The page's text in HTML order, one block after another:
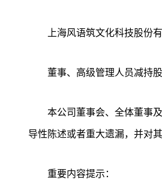
上海风语筑文化科技股份
董事、高级管理人员减持
本公司董事会、全体董事
导性陈述或者重大遗漏，并对
重要内容提示：